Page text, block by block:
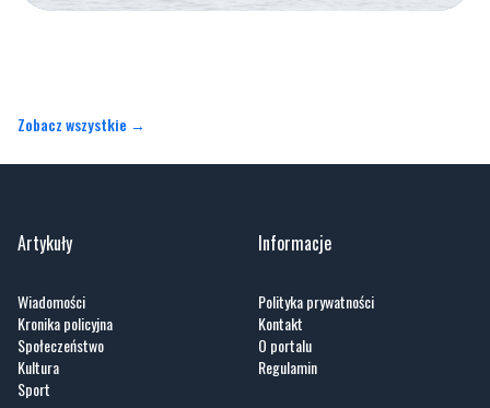
Zobacz wszystkie →
Artykuły
Wiadomości
Kronika policyjna
Społeczeństwo
Kultura
Sport
Informacje
Polityka prywatności
Kontakt
O portalu
Regulamin